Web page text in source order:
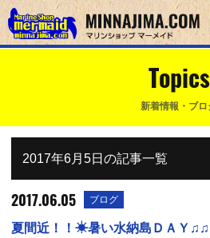
Topics
新着情報・ブロ
2017年6月5日の記事一覧
2017.06.05 ブログ
夏間近！！☀暑い水納島ＤＡＹ